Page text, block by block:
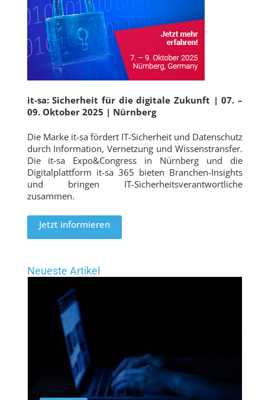
it-sa: Sicherheit für die digitale Zukunft | 07. –
09. Oktober 2025 | Nürnberg
Die Marke it-sa fördert IT-Sicherheit und Datenschutz
durch Information, Vernetzung und Wissenstransfer.
Die it-sa Expo&Congress in Nürnberg und die
Digitalplattform it-sa 365 bieten Branchen-Insights
und bringen IT-Sicherheitsverantwortliche
zusammen.
Jetzt informieren
Neueste Artikel